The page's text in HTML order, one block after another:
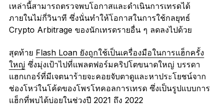
เหล่านี้สามารถตรวจพบโอกาสและดำเนินการเทรดได้
ภายในไม่กี่วินาที ซึ่งนั่นทำให้โอกาสในการใช้กลยุทธ์
Crypto Arbitrage ของนักเทรดรายอื่น ๆ ลดลงไปด้วย
สุดท้าย Flash Loan ยังถูกใช้เป็นเครื่องมือในการแฮ็กครั้ง
ใหญ่ ซึ่งมุ่งเป้าไปที่แพลตฟอร์มคริปโตขนาดใหญ่ บรรดา
แฮกเกอร์ที่มีเจตนาร้ายจะคอยจับตาดูและหาประโยชน์จาก
ช่องโหว่ในโค้ดของโพรโทคอลการเทรด ซึ่งเป็นรูปแบบการ
แฮ็กที่พบได้บ่อยในช่วงปี 2021 ถึง 2022